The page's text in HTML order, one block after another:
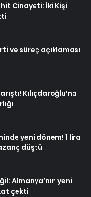
Cinayeti: İki Kişi
ve süreç açıklaması
Kılıçdaroğlu’na
yeni dönem! 1 lira
düştü
Almanya’nın yeni
çekti